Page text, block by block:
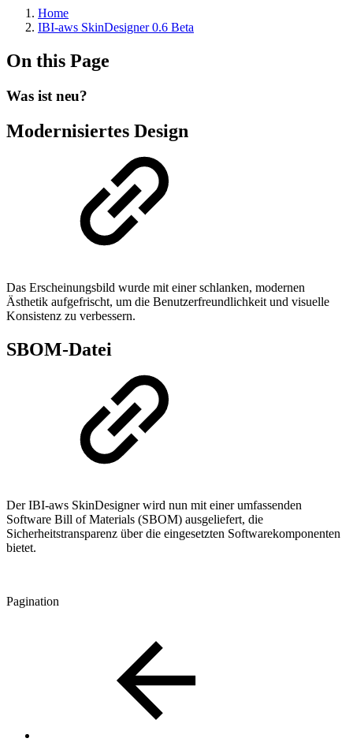
Home
IBI-aws SkinDesigner 0.6 Beta
On this Page
Was ist neu?
Modernisiertes Design
Das Erscheinungsbild wurde mit einer schlanken, modernen
Ästhetik aufgefrischt, um die Benutzerfreundlichkeit und visuelle
Konsistenz zu verbessern.
SBOM-Datei
Der IBI-aws SkinDesigner wird nun mit einer umfassenden
Software Bill of Materials (SBOM) ausgeliefert, die
Sicherheitstransparenz über die eingesetzten Softwarekomponenten
bietet.
Pagination